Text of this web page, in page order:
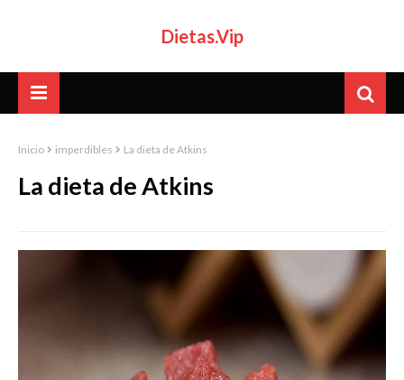
Dietas.Vip
Inicio imperdibles La dieta de Atkins
La dieta de Atkins